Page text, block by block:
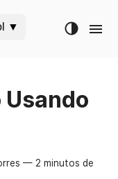
▼
— 2 minutos de